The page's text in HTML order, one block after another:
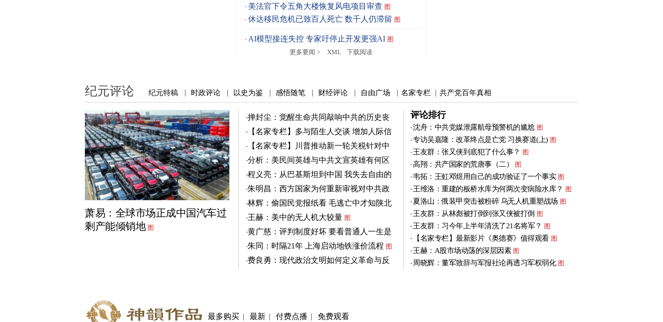
美法官下令五角大楼恢复风电项目审查 图
休达移民危机已致百人死亡 数千人仍滞留 图
AI模型接连失控 专家吁停止开发更强AI 图
更多要闻 >
XML 下载阅读
纪元评论 纪元特稿 | 时政评论 | 以史为鉴 | 感悟随笔 | 财经评论 | 自由广场 | 名家专栏 | 共产党百年真相
萧易：全球市场正成中国汽车过
剩产能倾销地 图
掸封尘：觉醒生命共同敲响中共的历史丧
钟 图
【名家专栏】多与陌生人交谈 增加人际信
任 图
【名家专栏】川普推动新一轮关税针对中
共 图
分析：美民间英雄与中共文宣英雄有何区
别 图
程义亮：从巴基斯坦到中国 我失去自由的
两年
朱明昌：西方国家为何重新审视对中共政
策？
图
林辉：偷国民党报纸看 毛逃亡中才知陕北
有刘志丹 图
王赫：美中的无人机大较量 图
黄广慈：评判制度好坏 要看普通人一生是
否安稳
图
朱同：时隔21年 上海启动地铁涨价流程 图
费良勇：现代政治文明如何定义革命与反
评论排行
沈舟：中共党媒泄露航母预警机的尴尬 图
专访吴嘉隆：改革终点是亡党 习换赛道(上) 图
王友群：张又侠到底犯了什么事？ 图
高翔：共产国家的荒唐事（二） 图
韦拓：王虹邓煜用自己的成功验证了一个事实 图
王维洛：重建的板桥水库为何两次变病险水库？ 图
夏洛山：俄装甲突击被粉碎 乌无人机重塑战场 图
王友群：从林彪被打倒到张又侠被打倒 图
王友群：习今年上半年清洗了21名将军？ 图
【名家专栏】最新影片《奥德赛》值得观看 图
王赫：A股市场动荡的深层因素 图
周晓辉：董军致辞与军报社论再透习军权弱化 图
最多购买 | 最新 | 付费点播 | 免费观看